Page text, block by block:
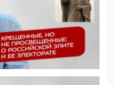
Минцифры намерено
право
объекты от
от борца с
контентом